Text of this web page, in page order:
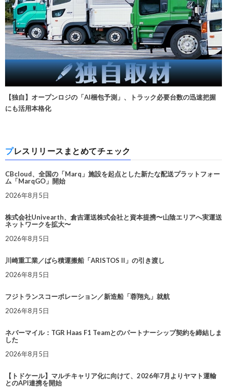
【独自】オープンロジの「AI梱包予測」、トラック必要台数の迅速把握
にも活用本格化
プレスリリースまとめてチェック
CBcloud、全国の「Marq」施設を起点とした新たな配送プラットフォー
ム「MarqGO」開始
2026年8月5日
株式会社Univearth、倉吉運送株式会社と資本提携〜山陰エリアへ実運送
ネットワークを拡大〜
2026年8月5日
川崎重工業／ばら積運搬船「ARISTOS II」の引き渡し
2026年8月5日
フジトランスコーポレーション／新造船「蓉翔丸」就航
2026年8月5日
ネバーマイル：TGR Haas F1 Teamとのパートナーシップ契約を締結しま
した
2026年8月5日
【トドケール】マルチキャリア化に向けて、2026年7月よりヤマト運輸
とのAPI連携を開始